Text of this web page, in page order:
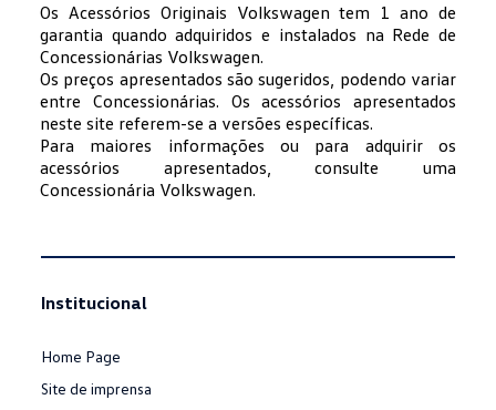
Os Acessórios Originais Volkswagen tem 1 ano de
garantia quando adquiridos e instalados na Rede de
Concessionárias Volkswagen.
Os preços apresentados são sugeridos, podendo variar
entre Concessionárias. Os acessórios apresentados
neste site referem-se a versões específicas.
Para maiores informações ou para adquirir os
acessórios apresentados, consulte uma
Concessionária Volkswagen.
Institucional
Home Page
Site de imprensa